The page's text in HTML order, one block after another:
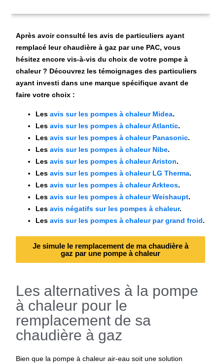
Après avoir consulté les avis de particuliers ayant
remplacé leur chaudière à gaz par une PAC, vous
hésitez encore vis-à-vis du choix de votre pompe à
chaleur ? Découvrez les témoignages des particuliers
ayant investi dans une marque spécifique avant de
faire votre choix :
Lesavis sur les pompes à chaleur Midea.
Lesavis sur les pompes à chaleur Atlantic.
Lesavis sur les pompes à chaleur Panasonic.
Lesavis sur les pompes à chaleur Nibe.
Lesavis sur les pompes à chaleur Ariston.
Lesavis sur les pompes à chaleur LG Therma.
Lesavis sur les pompes à chaleur Arkteos.
Lesavis sur les pompes à chaleur Weishaupt.
Lesavis négatifs sur les pompes à chaleur.
Lesavis sur les pompes à chaleur par grand froid.
Je simule le remplacement de ma chaudière à
gaz par une pompe à chaleur
Les alternatives à la pompe
à chaleur pour le
remplacement de sa
chaudière à gaz
Bien que la pompe à chaleur air-eausoit une solution